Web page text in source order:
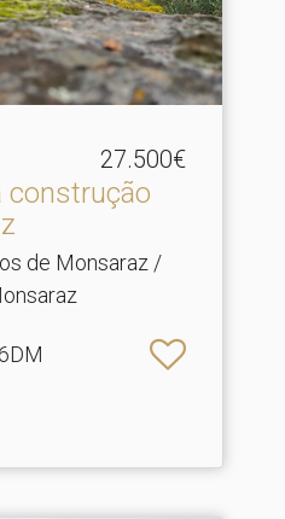
27.500€
construção
de Monsaraz /